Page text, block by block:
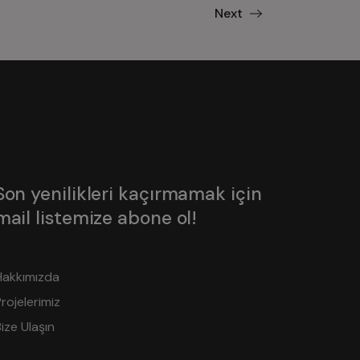
Next
yenilikleri kaçırmamak için
listemize abone ol!
Ulaşın